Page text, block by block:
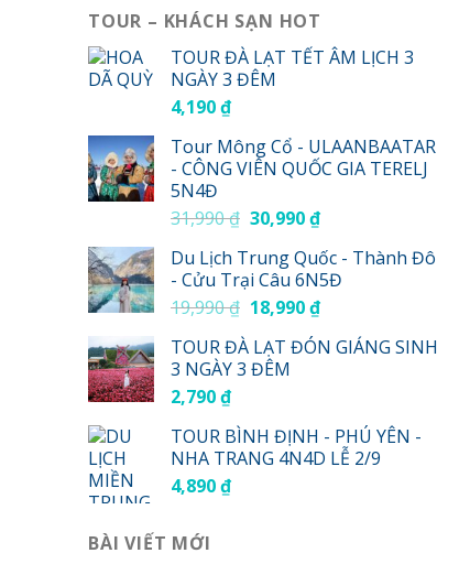
TOUR – KHÁCH SẠN HOT
TOUR ĐÀ LẠT TẾT ÂM LỊCH 3
NGÀY 3 ĐÊM
4,190₫
Tour Mông Cổ - ULAANBAATAR
- CÔNG VIÊN QUỐC GIA TERELJ
5N4Đ
31,990₫ Giá
là:
31,990 ₫.
30,990₫Giá
tại
là:
30,990 ₫.
Du Lịch Trung Quốc - Thành Đô
- Cửu Trại Câu 6N5Đ
19,990₫ Giá
là:
19,990 ₫.
18,990₫Giá
tại
TOUR ĐÀ LẠT ĐÓN GIÁNG SINH
3 NGÀY 3 ĐÊM
2,790₫
TOUR BÌNH ĐỊNH - PHÚ YÊN -
NHA TRANG 4N4D LỄ 2/9
4,890₫
BÀI VIẾT MỚI